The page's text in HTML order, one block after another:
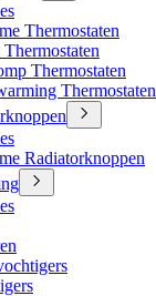
Thermostaten
Thermostaten
Thermostaten
Radiatorknoppen